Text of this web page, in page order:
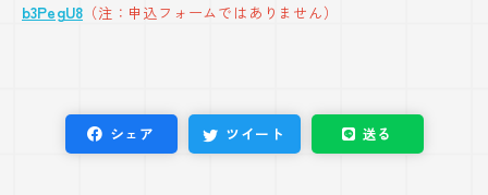
b3PegU8（注：申込フォームではありません）
シェア ツイート 送る